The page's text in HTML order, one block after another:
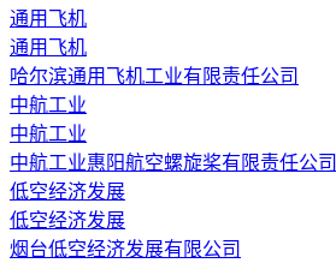
通用飞机
通用飞机
哈尔滨通用飞机工业有限责任公司
中航工业
中航工业
中航工业惠阳航空螺旋桨有限责任公司
低空经济发展
低空经济发展
烟台低空经济发展有限公司